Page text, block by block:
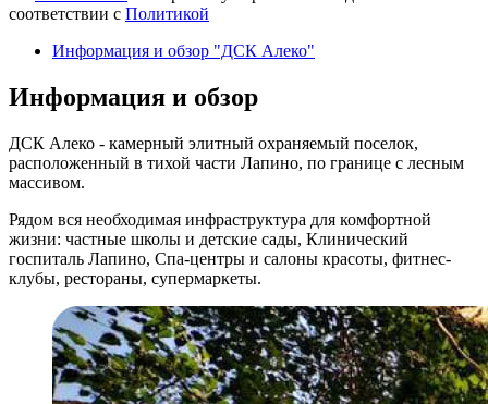
соответствии с Политикой
Информация и обзор "ДСК Алеко"
Информация и обзор
ДСК Алеко - камерный элитный охраняемый поселок,
расположенный в тихой части Лапино, по границе с лесным
массивом.
Рядом вся необходимая инфраструктура для комфортной
жизни: частные школы и детские сады, Клинический
госпиталь Лапино, Спа-центры и салоны красоты, фитнес-
клубы, рестораны, супермаркеты.